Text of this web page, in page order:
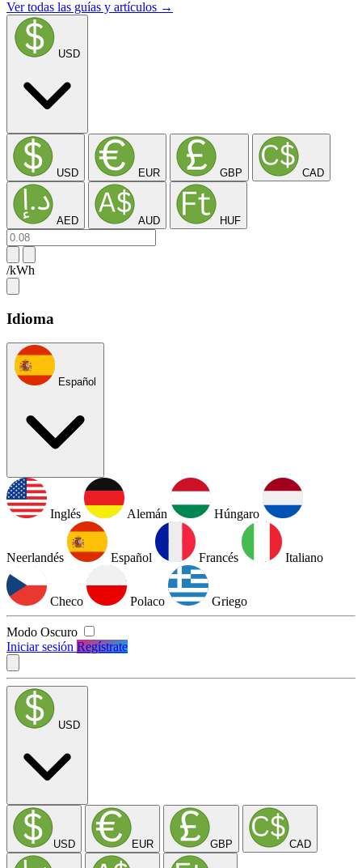
Ver todas las guías y artículos →
USD
USD EUR GBP CAD
AED AUD HUF
/kWh
Idioma
Español
Inglés Alemán Húngaro
Neerlandés Español Francés Italiano
Checo Polaco Griego
Modo Oscuro
Iniciar sesión Regístrate
USD
USD EUR GBP CAD